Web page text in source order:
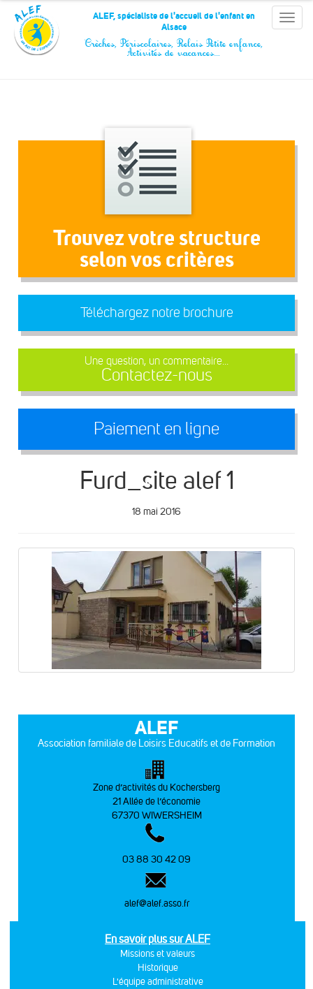
Panneau de gestion des cookies
Toggle
ALEF, spécialiste de l'accueil de l'enfant en
Alsace
Crèches, Périscolaires, Relais Petite enfance,
Activités de vacances…
Trouvez votre structure
selon vos critères
Téléchargez notre brochure
Une question, un commentaire...
Contactez-nous
Paiement en ligne
Furd_site alef 1
18 mai 2016
ALEF
Association familiale de Loisirs Educatifs et de Formation
Zone d’activités du Kochersberg
21 Allée de l’économie
67370 WIWERSHEIM
03 88 30 42 09
alef@alef.asso.fr
En savoir plus sur ALEF
Missions et valeurs
Historique
L'équipe administrative